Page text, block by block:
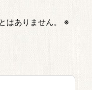
はありません。
※